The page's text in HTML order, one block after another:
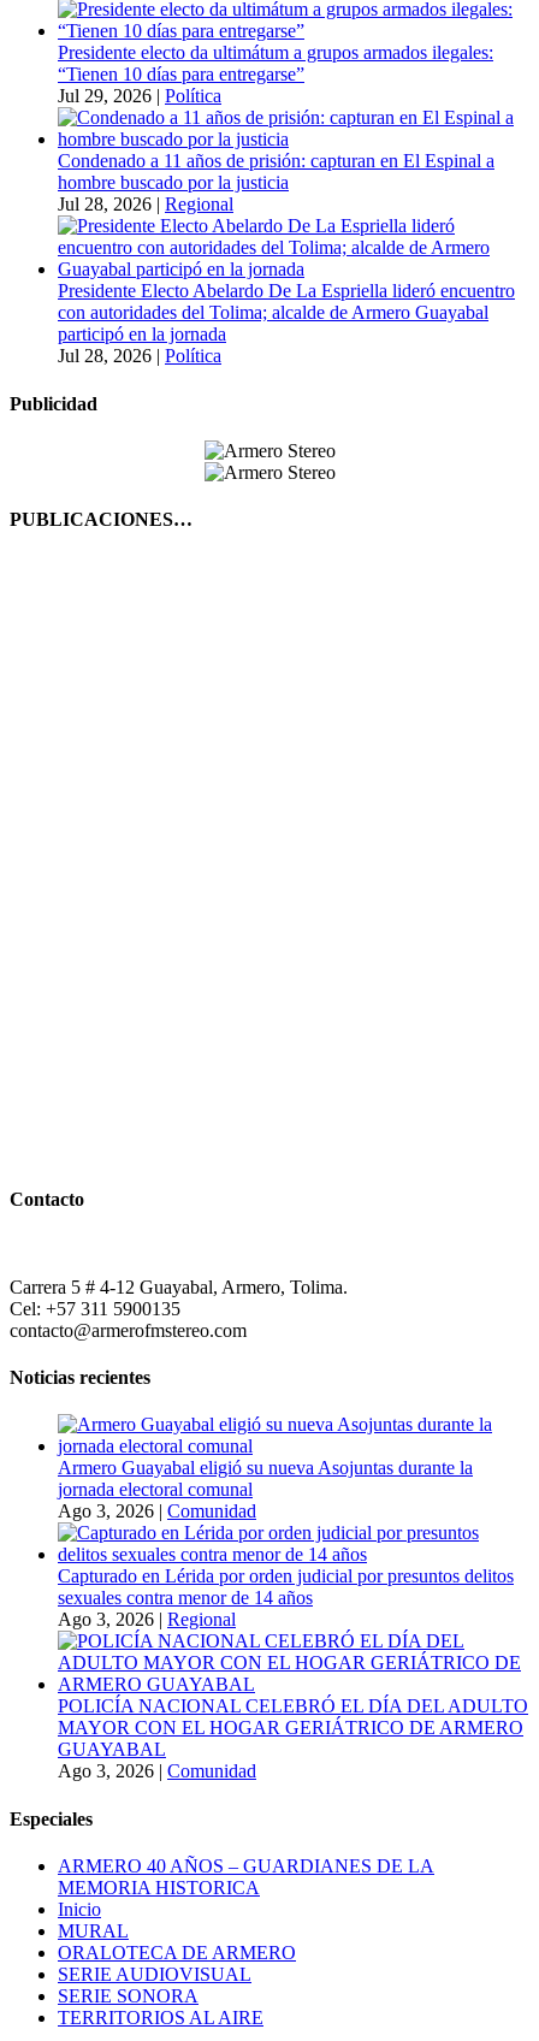
Presidente electo da ultimátum a grupos armados ilegales:
“Tienen 10 días para entregarse”
Jul 29, 2026 | Política
Condenado a 11 años de prisión: capturan en El Espinal a
hombre buscado por la justicia
Jul 28, 2026 | Regional
Presidente Electo Abelardo De La Espriella lideró encuentro
con autoridades del Tolima; alcalde de Armero Guayabal
participó en la jornada
Jul 28, 2026 | Política
Publicidad
PUBLICACIONES…
Contacto
Carrera 5 # 4-12 Guayabal, Armero, Tolima.
Cel: +57 311 5900135
contacto@armerofmstereo.com
Noticias recientes
Armero Guayabal eligió su nueva Asojuntas durante la
jornada electoral comunal
Ago 3, 2026 | Comunidad
Capturado en Lérida por orden judicial por presuntos delitos
sexuales contra menor de 14 años
Ago 3, 2026 | Regional
POLICÍA NACIONAL CELEBRÓ EL DÍA DEL ADULTO
MAYOR CON EL HOGAR GERIÁTRICO DE ARMERO
GUAYABAL
Ago 3, 2026 | Comunidad
Especiales
ARMERO 40 AÑOS – GUARDIANES DE LA
MEMORIA HISTORICA
Inicio
MURAL
ORALOTECA DE ARMERO
SERIE AUDIOVISUAL
SERIE SONORA
TERRITORIOS AL AIRE